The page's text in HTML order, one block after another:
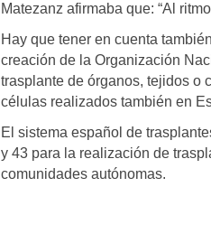
Matezanz afirmaba que: “Al
Hay que tener en cuenta
creación de la Organización
trasplante de órganos, tejidos o
células realizados también en
El sistema español de
y 43 para la realización de
comunidades autónomas.